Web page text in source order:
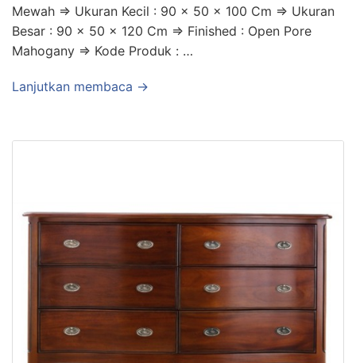
Mewah => Ukuran Kecil : 90 x 50 x 100 Cm => Ukuran
Besar : 90 x 50 x 120 Cm => Finished : Open Pore
Mahogany => Kode Produk : …
Lanjutkan membaca →